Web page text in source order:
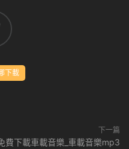
下載
下一篇
費下載車載音樂_車載音樂mp3